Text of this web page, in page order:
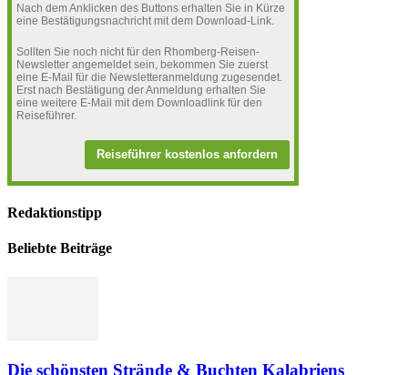
Nach dem Anklicken des Buttons erhalten Sie in Kürze
eine Bestätigungsnachricht mit dem Download-Link.
Sollten Sie noch nicht für den Rhomberg-Reisen-
Newsletter angemeldet sein, bekommen Sie zuerst
eine E-Mail für die Newsletteranmeldung zugesendet.
Erst nach Bestätigung der Anmeldung erhalten Sie
eine weitere E-Mail mit dem Downloadlink für den
Reiseführer.
Reiseführer kostenlos anfordern
Redaktionstipp
Beliebte Beiträge
Die schönsten Strände & Buchten Kalabriens